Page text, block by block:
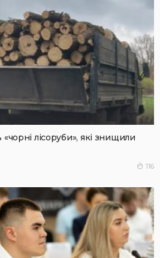
лісоруби», які знищили
116